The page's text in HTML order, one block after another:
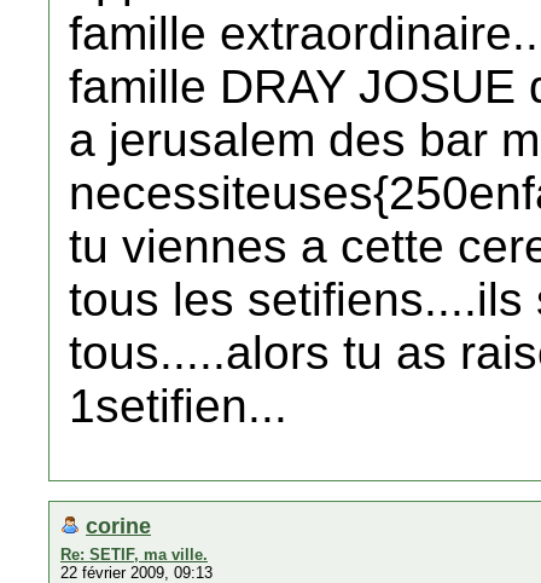
famille
famille DRAY
a jerusalem des bar
tu viennes a cette
tous les setifiens....ils
tous.....alors tu as
1setifien...
corine
Re: SETIF, ma ville.
22 février 2009, 09:13